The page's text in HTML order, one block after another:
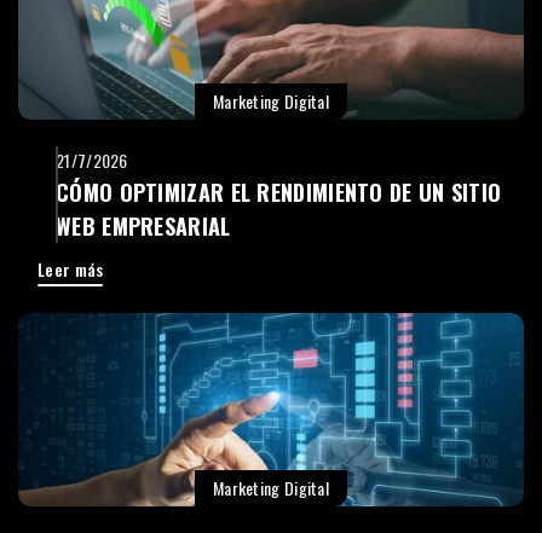
Marketing Digital
21/7/2026
CÓMO OPTIMIZAR EL RENDIMIENTO DE UN SITIO
WEB EMPRESARIAL
Leer más
Marketing Digital